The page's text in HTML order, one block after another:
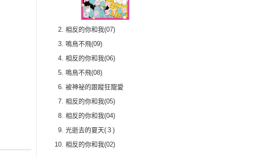
相反的你和我(07)
鳴鳥不飛(09)
相反的你和我(06)
鳴鳥不飛(08)
被神祕的跟蹤狂寵愛
相反的你和我(05)
相反的你和我(04)
光逝去的夏天(３)
相反的你和我(02)